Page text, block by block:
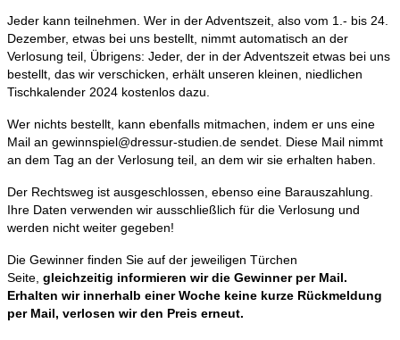
Jeder kann teilnehmen. Wer in der Adventszeit, also vom 1.- bis 24.
Dezember, etwas bei uns bestellt, nimmt automatisch an der
Verlosung teil, Übrigens: Jeder, der in der Adventszeit etwas bei uns
bestellt, das wir verschicken, erhält unseren kleinen, niedlichen
Tischkalender 2024 kostenlos dazu.
Wer nichts bestellt, kann ebenfalls mitmachen, indem er uns eine
Mail an gewinnspiel@dressur-studien.de sendet. Diese Mail nimmt
an dem Tag an der Verlosung teil, an dem wir sie erhalten haben.
Der Rechtsweg ist ausgeschlossen, ebenso eine Barauszahlung.
Ihre Daten verwenden wir ausschließlich für die Verlosung und
werden nicht weiter gegeben!
Die Gewinner finden Sie auf der jeweiligen Türchen
Seite, gleichzeitig informieren wir die Gewinner per Mail.
Erhalten wir innerhalb einer Woche keine kurze Rückmeldung
per Mail, verlosen wir den Preis erneut.